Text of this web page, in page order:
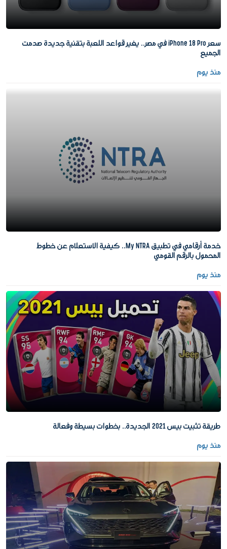
سعر iPhone 18 Pro في مصر.. يغير قواعد اللعبة بتقنية جديدة صدمت
الجميع
منذ يوم
خدمة أرقامي في تطبيق My NTRA.. كيفية الاستعلام عن خطوط
المحمول بالرقم القومي
منذ يوم
طريقة تثبيت بيس 2021 الجديدة.. بخطوات بسيطة وفعالة
منذ يوم